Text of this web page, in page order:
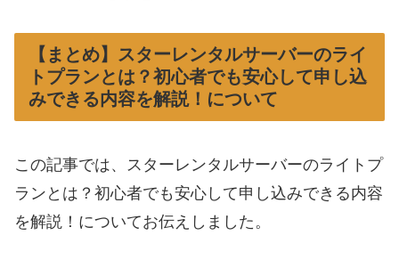
【まとめ】スターレンタルサーバーのライ
トプランとは？初心者でも安心して申し込
みできる内容を解説！について
この記事では、スターレンタルサーバーのライトプ
ランとは？初心者でも安心して申し込みできる内容
を解説！についてお伝えしました。